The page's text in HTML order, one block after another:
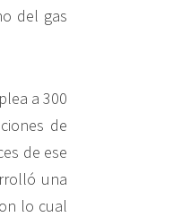
del gas
a 300
de
de ese
una
lo cual